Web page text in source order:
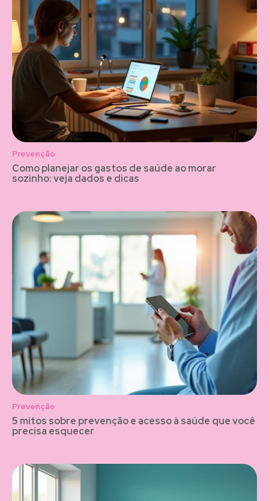
Prevenção
Como planejar os gastos de saúde ao morar
sozinho: veja dados e dicas
Prevenção
5 mitos sobre prevenção e acesso à saúde que você
precisa esquecer